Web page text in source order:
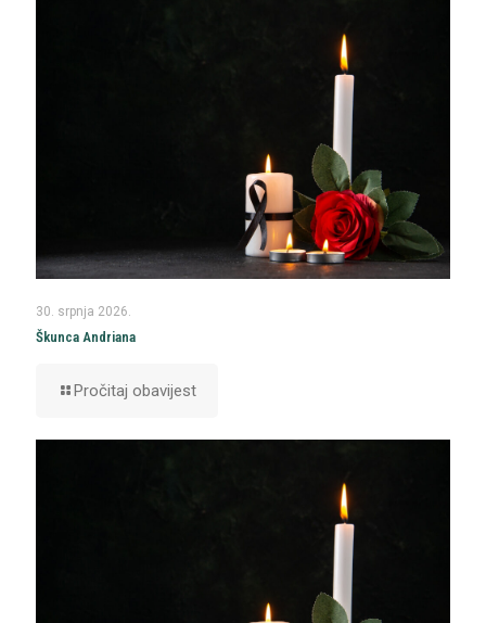
30. srpnja 2026.
Škunca Andriana
Pročitaj obavijest